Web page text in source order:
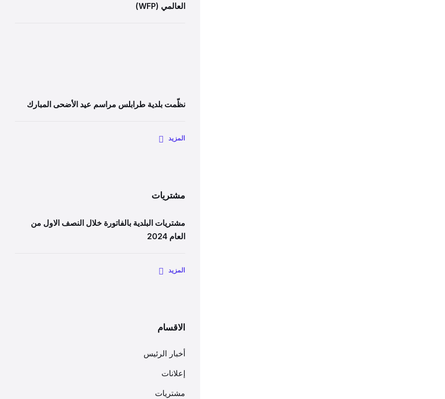
العالمي (WFP)
نظّمت بلدية طرابلس مراسم عيد الأضحى المبارك
المزيد
مشتريات
مشتريات البلدية بالفاتورة خلال النصف الاول من
العام 2024
المزيد
الاقسام
أخبار الرئيس
إعلانات
مشتريات